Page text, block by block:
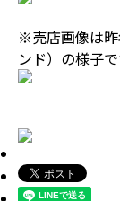
※売店画像は昨
ンド）の様子で